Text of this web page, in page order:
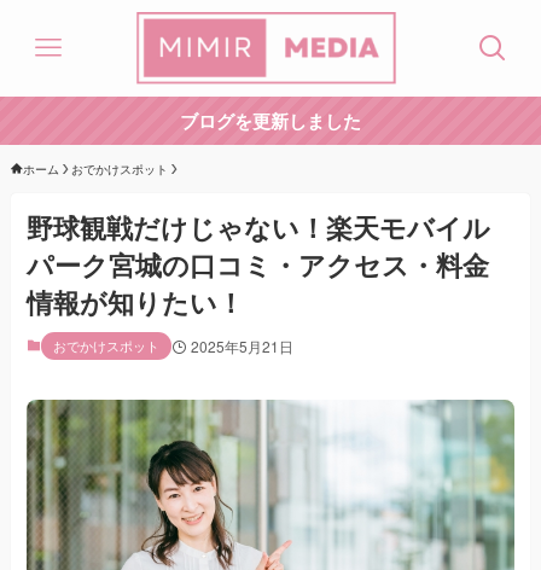
ブログを更新しました
ホーム おでかけスポット
野球観戦だけじゃない！楽天モバイル
パーク宮城の口コミ・アクセス・料金
情報が知りたい！
おでかけスポット 2025年5月21日